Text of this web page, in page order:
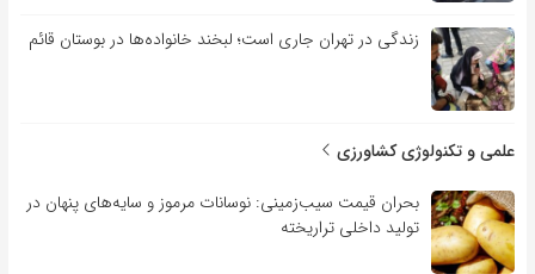
زندگی در تهران جاری است؛ لبخند خانواده‌ها در بوستان قائم
علمی و تکنولوژی کشاورزی
بحران قیمت سیب‌زمینی: نوسانات مرموز و سایه‌های پنهان در
تولید داخلی تراریخته